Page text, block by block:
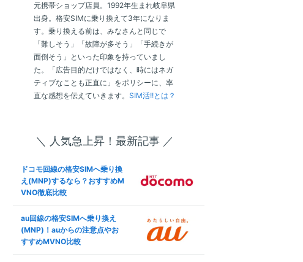
元携帯ショップ店員。1992年生まれ岐阜県
出身。格安SIMに乗り換えて3年になりま
す。乗り換える前は、みなさんと同じで
「難しそう」「故障が多そう」「手続きが
面倒そう」といった印象を持っていまし
た。「広告目的だけではなく、時にはネガ
ティブなことも正直に」をポリシーに、率
直な感想を伝えていきます。 SIM活!!とは？
＼ 人気急上昇！最新記事 ／
ドコモ回線の格安SIMへ乗り換
え(MNP)するなら？おすすめM
VNO徹底比較
au回線の格安SIMへ乗り換え
(MNP)！auからの注意点やお
すすめMVNO比較